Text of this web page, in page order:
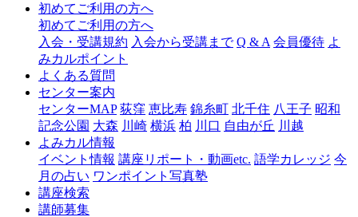
ャ
窪
初めてご利用の方へ
初めてご利用の方へ
入会・受講規約 入会から受講まで Q & A 会員優待 よ
みカルポイント
よくある質問
センター案内
センターMAP 荻窪 恵比寿 錦糸町 北千住 八王子 昭和
記念公園 大森 川崎 横浜 柏 川口 自由が丘 川越
よみカル情報
イベント情報 講座リポート・動画etc. 語学カレッジ 今
月の占い ワンポイント写真塾
講座検索
講師募集